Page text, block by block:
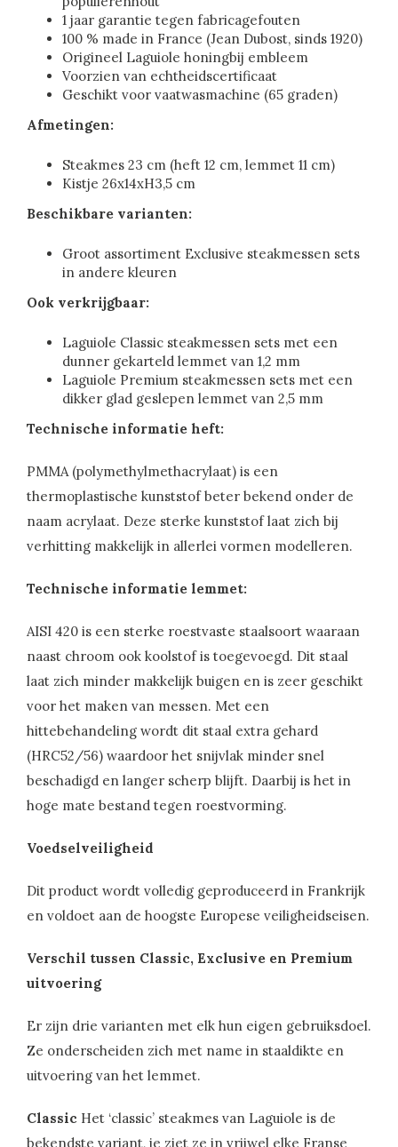
1 jaar garantie tegen fabricagefouten
100 % made in France (Jean Dubost, sinds 1920)
Origineel Laguiole honingbij embleem
Voorzien van echtheidscertificaat
Geschikt voor vaatwasmachine (65 graden)
Afmetingen:
Steakmes 23 cm (heft 12 cm, lemmet 11 cm)
Kistje 26x14xH3,5 cm
Beschikbare varianten:
Groot assortiment Exclusive steakmessen sets
in andere kleuren
Ook verkrijgbaar:
Laguiole Classic steakmessen sets met een
dunner gekarteld lemmet van 1,2 mm
Laguiole Premium steakmessen sets met een
dikker glad geslepen lemmet van 2,5 mm
Technische informatie heft:
PMMA (polymethylmethacrylaat) is een
thermoplastische kunststof beter bekend onder de
naam acrylaat. Deze sterke kunststof laat zich bij
verhitting makkelijk in allerlei vormen modelleren.
Technische informatie lemmet:
AISI 420 is een sterke roestvaste staalsoort waaraan
naast chroom ook koolstof is toegevoegd. Dit staal
laat zich minder makkelijk buigen en is zeer geschikt
voor het maken van messen. Met een
hittebehandeling wordt dit staal extra gehard
(HRC52/56) waardoor het snijvlak minder snel
beschadigd en langer scherp blijft. Daarbij is het in
hoge mate bestand tegen roestvorming.
Voedselveiligheid
Dit product wordt volledig geproduceerd in Frankrijk
en voldoet aan de hoogste Europese veiligheidseisen.
Verschil tussen Classic, Exclusive en Premium
uitvoering
Er zijn drie varianten met elk hun eigen gebruiksdoel.
Ze onderscheiden zich met name in staaldikte en
uitvoering van het lemmet.
Classic Het ‘classic’ steakmes van Laguiole is de
bekendste variant, je ziet ze in vrijwel elke Franse